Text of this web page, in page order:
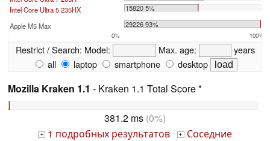
Intel Core Ultra 5 235HX
15820 5%
...
Apple M5 Max 29226 93%
0% 100%
Restrict / Search: Model: Max. age:
years
all
laptop smartphone desktop
Mozilla Kraken 1.1 - Kraken 1.1 Total Score *
381.2 ms (0%)
+ 1 подробных результатов + Соседние